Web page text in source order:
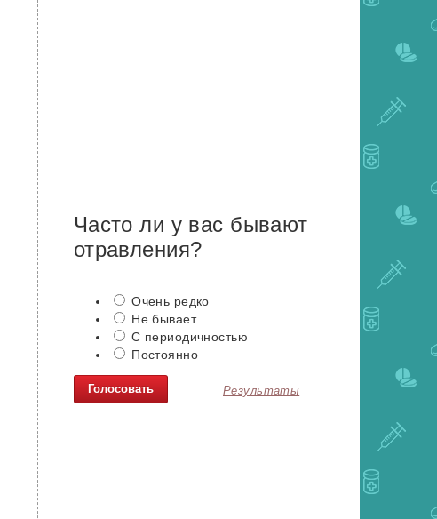
Часто ли у вас бывают
отравления?
Очень редко
Не бывает
С периодичностью
Постоянно
Результаты